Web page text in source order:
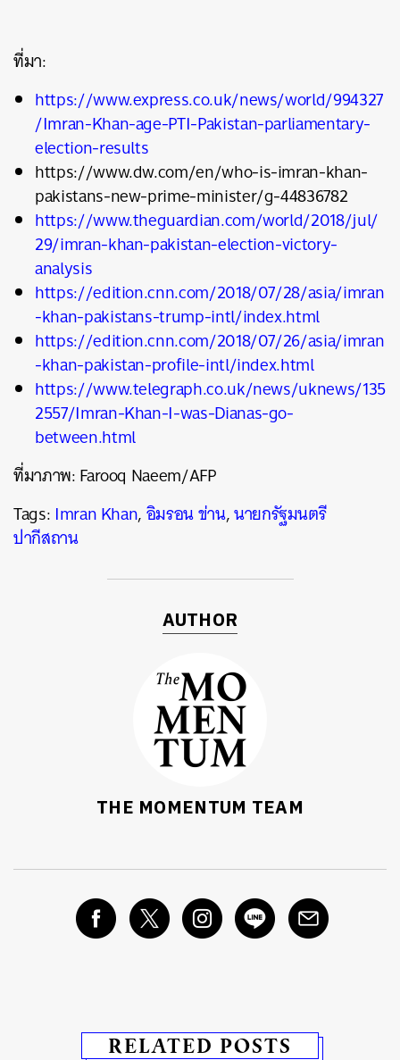
ที่มา:
https://www.express.co.uk/news/world/994327
/Imran-Khan-age-PTI-Pakistan-parliamentary-
election-results
https://www.dw.com/en/who-is-imran-khan-
pakistans-new-prime-minister/g-44836782
https://www.theguardian.com/world/2018/jul/
29/imran-khan-pakistan-election-victory-
analysis
https://edition.cnn.com/2018/07/28/asia/imran
-khan-pakistans-trump-intl/index.html
https://edition.cnn.com/2018/07/26/asia/imran
-khan-pakistan-profile-intl/index.html
https://www.telegraph.co.uk/news/uknews/135
2557/Imran-Khan-I-was-Dianas-go-
between.html
ที่มาภาพ: Farooq Naeem/AFP
Tags: Imran Khan,อิมรอน ข่าน,นายกรัฐมนตรี
ปากีสถาน
AUTHOR
THE MOMENTUM TEAM
RELATED POSTS